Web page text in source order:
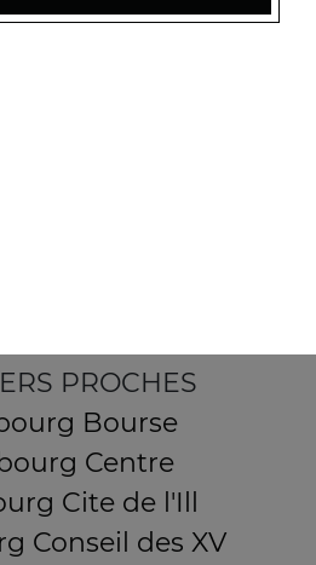
PROCHES
Bourse
Centre
Cite de l'Ill
Conseil des XV